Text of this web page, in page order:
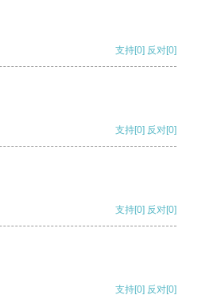
支持[0] 反对[0]
支持[0] 反对[0]
支持[0] 反对[0]
支持[0] 反对[0]